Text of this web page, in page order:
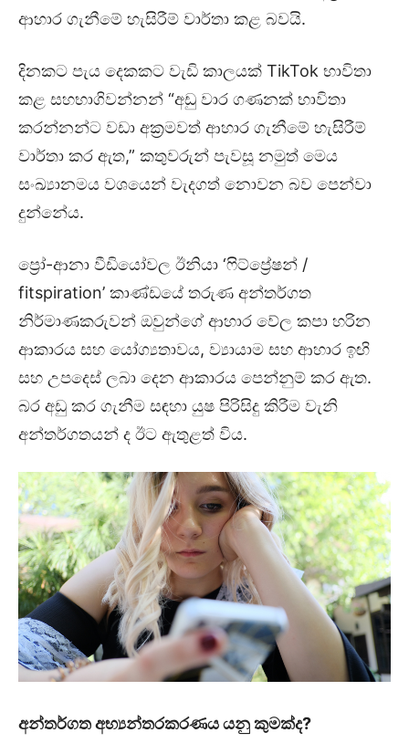
ආහාර ගැනීමේ හැසිරීම් වාර්තා කළ බවයි.
දිනකට පැය දෙකකට වැඩි කාලයක් TikTok භාවිතා
කළ සහභාගිවන්නන් “අඩු වාර ගණනක් භාවිතා
කරන්නන්ට වඩා අක්‍රමවත් ආහාර ගැනීමේ හැසිරීම්
වාර්තා කර ඇත,” කතුවරුන් පැවසූ නමුත් මෙය
සංඛ්‍යානමය වශයෙන් වැදගත් නොවන බව පෙන්වා
දුන්නේය.
ප්‍රෝ-ආනා වීඩියෝවල ඊනියා ‘ෆිට්ප්‍රේෂන් /
fitspiration’ කාණ්ඩයේ තරුණ අන්තර්ගත
නිර්මාණකරුවන් ඔවුන්ගේ ආහාර වේල කපා හරින
ආකාරය සහ යෝග්‍යතාවය, ව්‍යායාම සහ ආහාර ඉඟි
සහ උපදෙස් ලබා දෙන ආකාරය පෙන්නුම් කර ඇත.
බර අඩු කර ගැනීම සඳහා යුෂ පිරිසිදු කිරීම වැනි
අන්තර්ගතයන් ද ඊට ඇතුළත් විය.
අන්තර්ගත අභ්‍යන්තරකරණය යනු කුමක්ද?